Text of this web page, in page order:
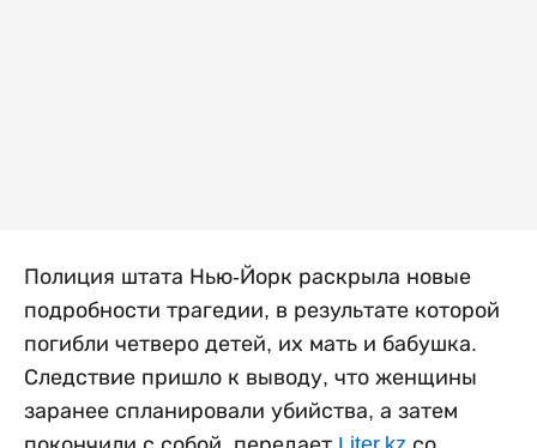
Полиция штата Нью-Йорк раскрыла новые
подробности трагедии, в результате которой
погибли четверо детей, их мать и бабушка.
Следствие пришло к выводу, что женщины
заранее спланировали убийства, а затем